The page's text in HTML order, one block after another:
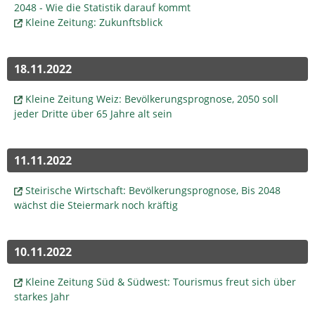
2048 - Wie die Statistik darauf kommt
Kleine Zeitung: Zukunftsblick
18.11.2022
Kleine Zeitung Weiz: Bevölkerungsprognose, 2050 soll
jeder Dritte über 65 Jahre alt sein
11.11.2022
Steirische Wirtschaft: Bevölkerungsprognose, Bis 2048
wächst die Steiermark noch kräftig
10.11.2022
Kleine Zeitung Süd & Südwest: Tourismus freut sich über
starkes Jahr